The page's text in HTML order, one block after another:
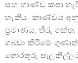
සහ භාණ්ඩ කපා
හැකිය. කාණ්ඩය
ප්‍රමාණය, තීරු
ගබඩා කිරීමේ
තොරතුරු